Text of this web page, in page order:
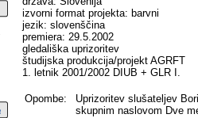
izvorni format projekta: barvni
jezik: slovenščina
premiera: 29.5.2002
gledališka uprizoritev
študijska produkcija/projekt AGRFT
1. letnik 2001/2002 DIUB + GLR I.
Opombe:
Uprizoritev slušateljev
skupnim naslovom Dve